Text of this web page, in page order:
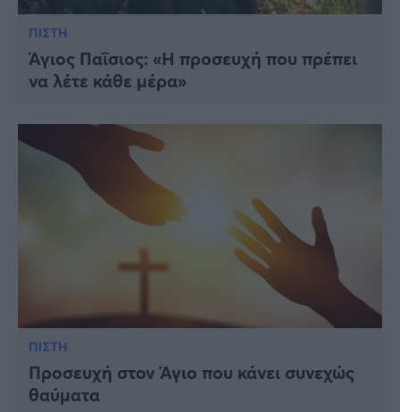
ΠΙΣΤΗ
Άγιος Παΐσιος: «Η προσευχή που πρέπει
να λέτε κάθε μέρα»
ΠΙΣΤΗ
Προσευχή στον Άγιο που κάνει συνεχώς
θαύματα